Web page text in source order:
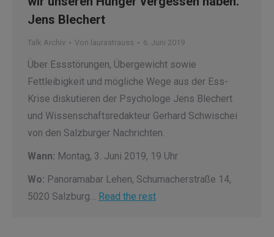
Jens Blechert
Talk Archiv Von laurastrauss 6. Juni 2019
Über Essstörungen, Übergewicht sowie
Fettleibigkeit und mögliche Wege aus der Ess-
Krise diskutieren der Psychologe Jens Blechert
und Wissenschaftsredakteur Gerhard Schwischei
von den Salzburger Nachrichten.
Wann: Montag, 3. Juni 2019, 19 Uhr
Wo: Panoramabar Lehen, Schumacherstraße 14,
5020 Salzburg… Read the rest